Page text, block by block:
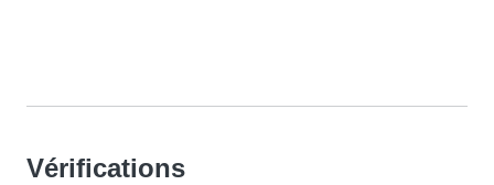
Vérifications